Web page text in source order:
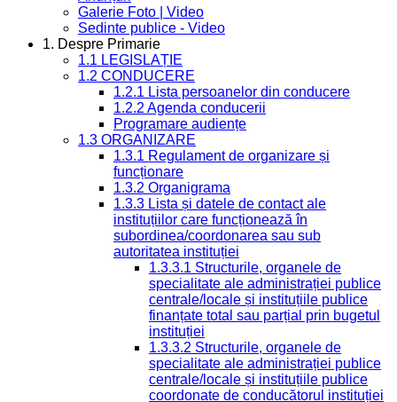
Galerie Foto | Video
Sedinte publice - Video
1. Despre Primarie
1.1 LEGISLAȚIE
1.2 CONDUCERE
1.2.1 Lista persoanelor din conducere
1.2.2 Agenda conducerii
Programare audiențe
1.3 ORGANIZARE
1.3.1 Regulament de organizare și
funcționare
1.3.2 Organigrama
1.3.3 Lista și datele de contact ale
instituțiilor care funcționează în
subordinea/coordonarea sau sub
autoritatea instituției
1.3.3.1 Structurile, organele de
specialitate ale administrației publice
centrale/locale și instituțiile publice
finanțate total sau parțial prin bugetul
instituției
1.3.3.2 Structurile, organele de
specialitate ale administrației publice
centrale/locale și instituțiile publice
coordonate de conducătorul instituției